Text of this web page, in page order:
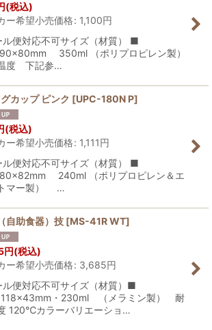
(税込)
ー希望小売価格: 1,100円
ル便対応不可サイズ（材質） ■
350ml （ポリプロピレン製）
度 下記参…
カップ ピンク [UPC-180N P]
(税込)
ー希望小売価格: 1,111円
ル便対応不可サイズ（材質） ■
240ml （ポリプロピレン＆エ
マー製） …
自助食器）技 [MS-41R WT]
円(税込)
ー希望小売価格: 3,685円
ル便対応不可サイズ（材質）■
・230ml （メラミン製） 耐
120℃カラーバリエーショ…